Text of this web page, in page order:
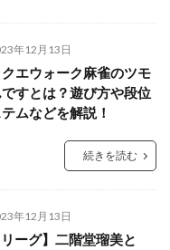
年12月13日
クエウォーク麻雀のツモ
すとは？遊び方や段位
ムなどを解説！
続きを読む
年12月13日
リーグ】二階堂瑠美と